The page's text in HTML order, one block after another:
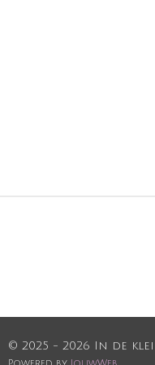
© 2025 - 2026 In de